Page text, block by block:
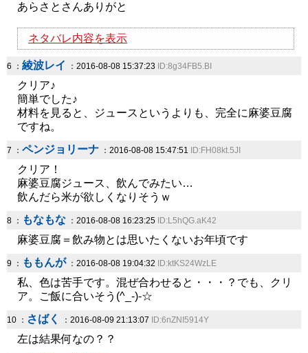
あらさとさんありがと
ネタバレ内容を表示
6 ： 綾波レイ ：2016-08-08 15:37:23 ID:8g34FB5.BI
クリア♪
簡単でした♪
材料を見ると、ジュースというよりも、完全に麻婆豆腐
ですね。
7 ： ペンジョリーナ ：2016-08-08 15:47:51 ID:FH08kt.5JI
クリア！
麻婆豆腐ジュース、飲んでみたい…
飲んだら米が欲しくなりそうｗ
8 ： もなもな ：2016-08-08 16:23:25 ID:L5hQG.aK42
麻婆豆腐＝飲み物とは思いたくないお年頃です
9 ： ももんが：2016-08-08 19:04:32 ID:ktKS24WzLE
私、色は苦手です。混ぜ合わせると・・・？でも、クリ
ア。ご飯に合いそう(^_-)-☆
10 ： さばく ：2016-08-09 21:13:07 ID:6nZNI5914Y
左は結果何なの？？